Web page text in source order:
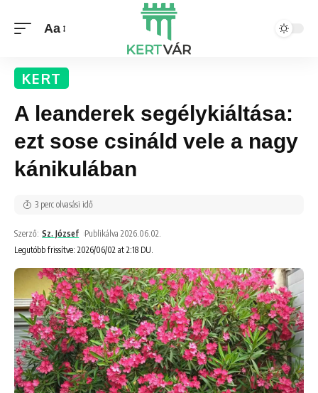
Aa
KERT
A leanderek segélykiáltása:
ezt sose csináld vele a nagy
kánikulában
Legutóbb frissítve: 2026/06/02 at 2:18 DU.
Szerző: Sz. József Publikálva 2026.06.02.
3 perc olvasási idő